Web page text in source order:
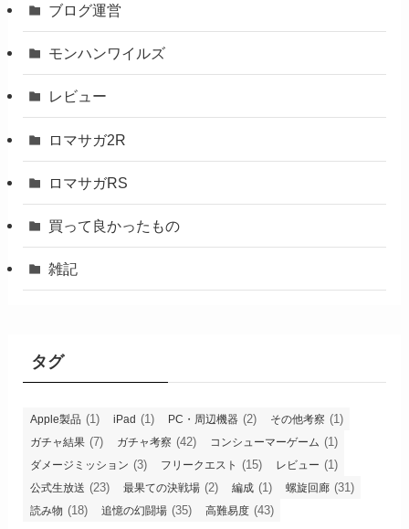
ブログ運営
モンハンワイルズ
レビュー
ロマサガ2R
ロマサガRS
買って良かったもの
雑記
タグ
Apple製品 (1) iPad (1) PC・周辺機器 (2) その他考察 (1)
ガチャ結果 (7) ガチャ考察 (42) コンシューマーゲーム (1)
ダメージミッション (3) フリークエスト (15) レビュー (1)
公式生放送 (23) 最果ての決戦場 (2) 編成 (1) 螺旋回廊 (31)
読み物 (18) 追憶の幻闘場 (35) 高難易度 (43)